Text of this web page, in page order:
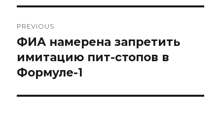
по
записям
PREVIOUS
Previous
post:
ФИА намерена запретить
имитацию пит-стопов в
Формуле-1